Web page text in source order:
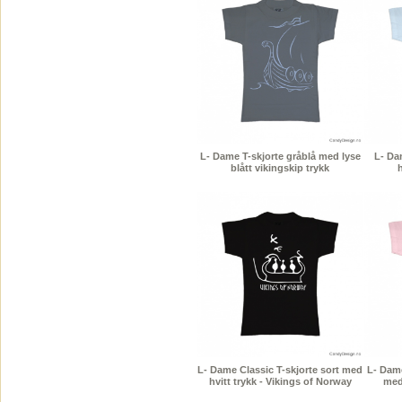
L- Dame T-skjorte gråblå med lyse
blått vikingskip trykk
L-
L- Dame Classic T-skjorte sort med
hvitt trykk - Vikings of Norway
L-